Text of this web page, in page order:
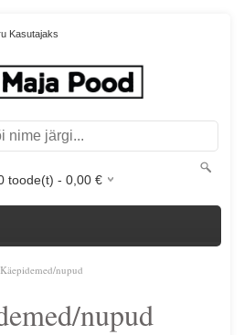
Kasutajaks
toode(t) - 0,00€
Käepidemed/nupud
nupud